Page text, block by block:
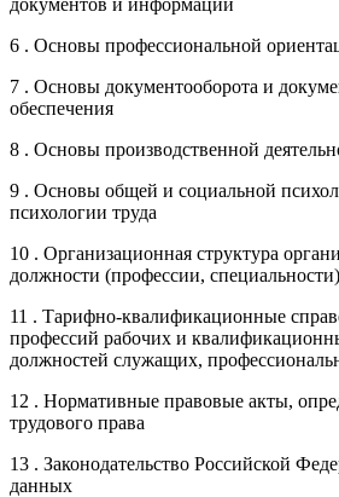
6 . Основы профессиональной
7 . Основы документооборота и
обеспечения
8 . Основы производственной
9 . Основы общей и социальной
психологии труда
10 . Организационная структура
должности (профессии, специальности)
11 . Тарифно-квалификационные
профессий рабочих и
должностей служащих,
12 . Нормативные правовые акты,
трудового права
13 . Законодательство Российской
данных